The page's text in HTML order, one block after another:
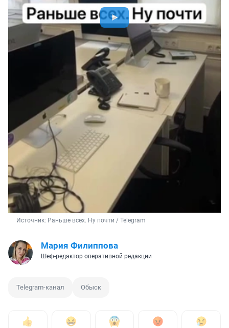
Источник: Раньше всех. Ну почти / Telegram
Мария Филиппова
Шеф-редактор оперативной редакции
Telegram-канал Обыск